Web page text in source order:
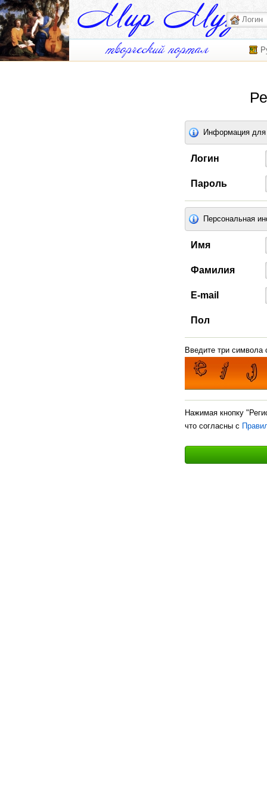
Информация для
Логин
Пароль
Персональная
Имя
Фамилия
E-mail
Пол
Введите три символа
Нажимая кнопку
что согласны с